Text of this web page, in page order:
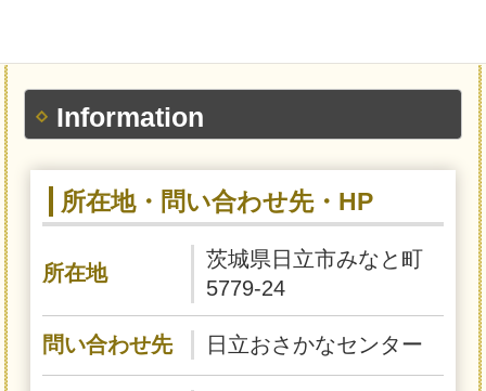
Information
所在地・問い合わせ先・HP
所在地
茨城県日立市みなと町
5779-24
問い合わせ先 日立おさかなセンター